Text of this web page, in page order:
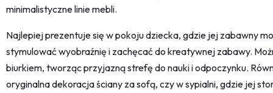
minimalistyczne linie mebli.
Najlepiej prezentuje się w pokoju dziecka, gdzie jej zabawny
stymulować wyobraźnię i zachęcać do kreatywnej zabawy.
biurkiem, tworząc przyjazną strefę do nauki i odpoczynku.
oryginalna dekoracja ściany za sofą, czy w sypialni, gdzie jej